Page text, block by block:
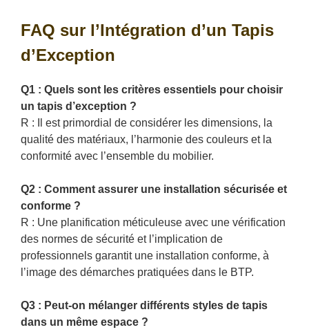
FAQ sur l’Intégration d’un Tapis
d’Exception
Q1 : Quels sont les critères essentiels pour choisir
un tapis d’exception ?
R : Il est primordial de considérer les dimensions, la
qualité des matériaux, l’harmonie des couleurs et la
conformité avec l’ensemble du mobilier.
Q2 : Comment assurer une installation sécurisée et
conforme ?
R : Une planification méticuleuse avec une vérification
des normes de sécurité et l’implication de
professionnels garantit une installation conforme, à
l’image des démarches pratiquées dans le BTP.
Q3 : Peut-on mélanger différents styles de tapis
dans un même espace ?